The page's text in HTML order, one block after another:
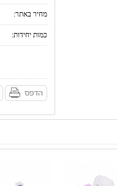
מחיר באתר:
כמות יחידות: